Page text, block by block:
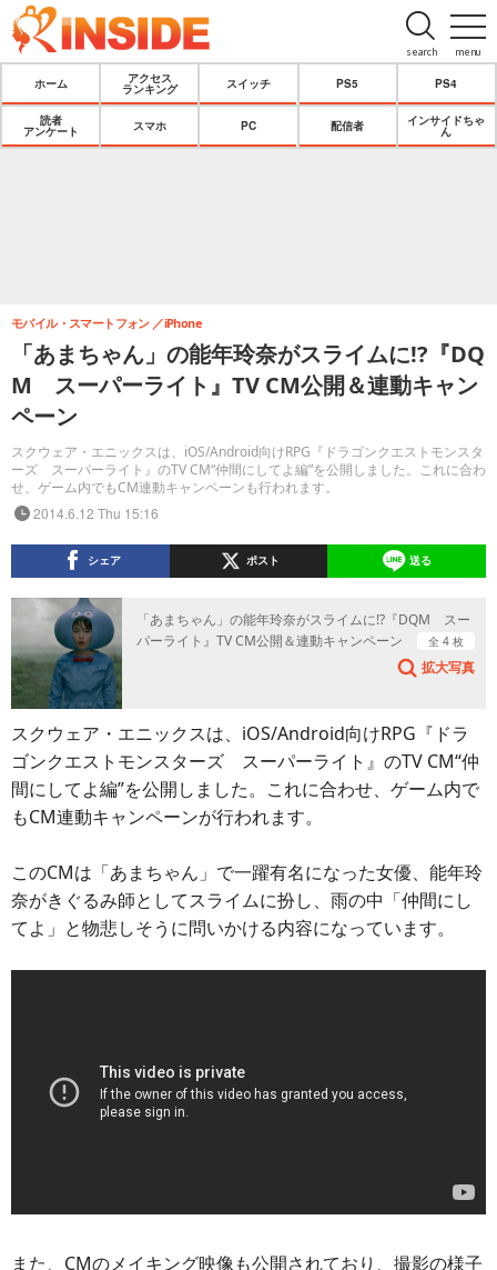
menu
search
ホーム
アクセス
ランキング
スイッチ PS5 PS4
読者
アンケート
スマホ PC 配信者
インサイドちゃ
ん
「あまちゃん」の能年玲奈がスライムに!?『DQ
M スーパーライト』TV CM公開＆連動キャン
ペーン
スクウェア・エニックスは、iOS/Android向けRPG『ドラゴンクエストモンスタ
ーズ スーパーライト』のTV CM“仲間にしてよ編”を公開しました。これに合わ
せ、ゲーム内でもCM連動キャンペーンも行われます。
モバイル・スマートフォン iPhone
2014.6.12 Thu 15:16
シェア ポスト 送る
「あまちゃん」の能年玲奈がスライムに!?『DQM スー
パーライト』TV CM公開＆連動キャンペーン
全 4 枚
拡大写真
スクウェア・エニックスは、iOS/Android向けRPG『ドラ
ゴンクエストモンスターズ スーパーライト』のTV CM“仲
間にしてよ編”を公開しました。これに合わせ、ゲーム内で
もCM連動キャンペーンが行われます。
このCMは「あまちゃん」で一躍有名になった女優、能年玲
奈がきぐるみ師としてスライムに扮し、雨の中「仲間にし
てよ」と物悲しそうに問いかける内容になっています。
また、CMのメイキング映像も公開されており、撮影の様子